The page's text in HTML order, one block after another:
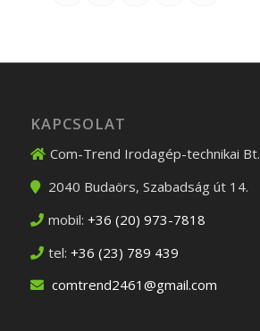
KAPCSOLAT
Com-Trend Irodagép-technikai Bt.
2040 Budaörs, Szabadság út 14.
mobil: +36 (20) 973-7818
tel: +36 (23) 789 439
comtrend2461@gmail.com